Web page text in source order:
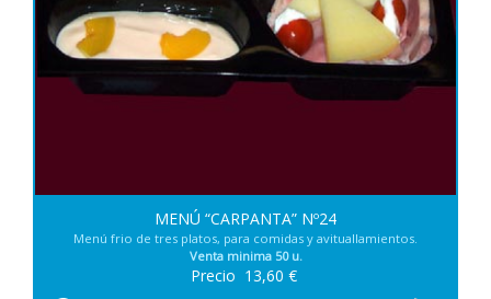
MENÚ “CARPANTA” Nº24
Menú frio de tres platos, para comidas y avituallamientos.
Venta minima 50 u.
Precio 13,60 €